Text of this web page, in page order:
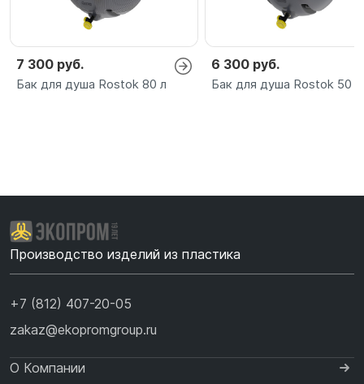
7 300 руб.
Бак для душа Rostok 80 л
6 300 руб.
Бак для душа Rostok 50 л
Производство изделий из пластика
+7 (812) 407-20-05
zakaz@ekopromgroup.ru
О Компании